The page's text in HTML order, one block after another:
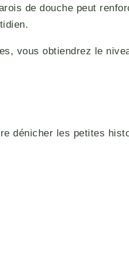
de douche peut
vous obtiendrez le
dénicher les petites